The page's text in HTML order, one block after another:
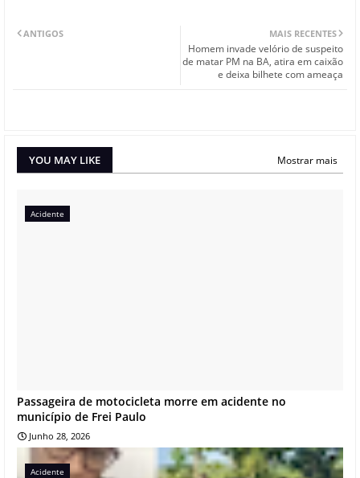
MAIS RECENTES
Homem invade velório de suspeito
de matar PM na BA, atira em caixão
e deixa bilhete com ameaça
ANTIGOS
YOU MAY LIKE Mostrar mais
Acidente
Passageira de motocicleta morre em acidente no
município de Frei Paulo
Junho 28, 2026
Acidente